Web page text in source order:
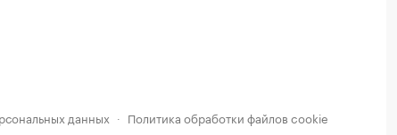
данных · Политика обработки файлов cookie